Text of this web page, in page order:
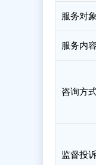
服务对象
服务内容
咨询方
监督投